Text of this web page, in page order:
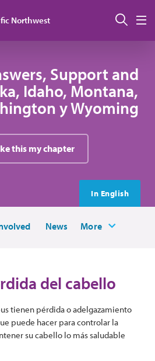
Northwest
Support and
Idaho, Montana,
y Wyoming
this my chapter
In English
News More
del cabello
tienen pérdida o adelgazamiento
puede hacer para controlar la
su cabello lo más saludable